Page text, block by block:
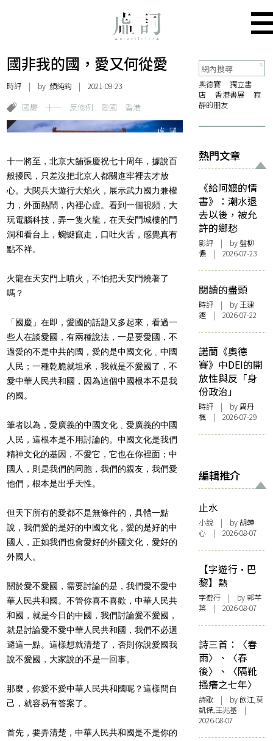
國非我的國，愛又何從愛
時評 | by顏純鈎 | 2021-09-23
國慶 十一 反修例 愛國 香港
十一將至，北京大舖張慶祝七十周年，據說百
般擾民，只差沒把北京人都關進牢裡去才放
心。大閱兵大遊行大焰火，展示武力國力兼權
力，外面熱鬧，內裡心虛。看到一個視頻，大
玩電腦科技，弄一隻火龍，在天安門城樓的門
洞和看台上，蜿蜒竄走，口吐火舌，感覺真有
點不祥。
火龍在天安門上噴火，不怕把天安門燒著了
嗎？
「國慶」在即，愛國的話題又多起來，看過一
些人在談愛國，有兩種說法，一是要愛國，不
過愛的不是中共的國，愛的是中國文化﹑中國
人民；一種乾脆就坦承，我就是不愛國了，不
愛中華人民共和國，因為這個中國根本不是我
的國。
筆者以為，愛廣義的中國文化﹑愛廣義的中國
人民，這根本是不用討論的。中國文化是我們
精神文化的基因，不愛它，它也在你裡面；中
國人，則是我們的同胞，我們的親友，我們愛
他們，根本是出乎天性。
但天下所有的愛都不是無條件的，具體一點
說，我們愛的是好的中國文化，愛的是好的中
國人，正如我們也會愛好的外國文化，愛好的
外國人。
關於愛不愛國，需要討論的是，我們愛不愛中
華人民共和國。不管你喜不喜歡，中華人民共
和國，就是今日的中國，我們討論愛不愛國，
就是討論愛不愛中華人民共和國，我們不必迴
避這一點。這樣想就清楚了，否則你說愛國我
說不愛國，大家說的不是一回事。
那麼，你愛不愛中華人民共和國呢？這樣問自
己，就容易有答案了。
首先，要弄清楚，中華人民共和國是不是你的
奧德賽
獨立書
店
香港書展
寂
靜的朋友
熱門文章
《給阿嬤的情
書》：潮水退
去以後，被允
許的鄉愁
影評 | by 盤柳
儂 | 2026-07-23
閱讀的盡頭
時評 | by 王建
鏗 | 2026-07-22
諾蘭《奧德
賽》中DEI的開
放性與反「身
份政治」
時評 | by周丹
楓 | 2026-07-29
編輯推介
止水
小說 | by 胡韡
心 | 2026-08-07
【字遊行·巴
黎】熱
字遊行 | by 郭芊
葉 | 2026-08-07
詩三首：〈春
雨〉、〈春
後〉、〈隔靴
搔癢之七年〉
詩歌 | by 飲江,莫
凱傑,王兆基 |
2026-08-07